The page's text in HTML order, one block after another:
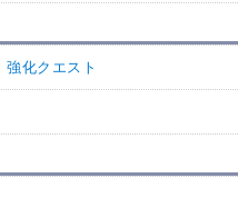
強化クエスト